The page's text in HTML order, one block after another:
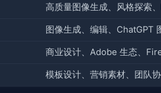
高质量图像生成、风格探索
图像生成、编辑、ChatGPT
商业设计、Adobe 生态、
模板设计、营销素材、团队